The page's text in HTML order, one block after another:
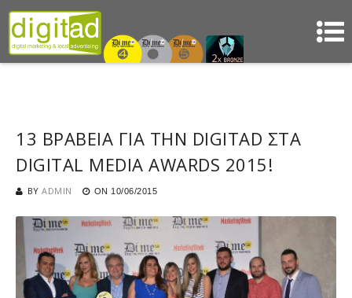
13 ΒΡΑΒΕΙΑ ΓΙΑ ΤΗΝ DIGITAD ΣΤΑ
DIGITAL MEDIA AWARDS 2015!
BY ADMIN ON 10/06/2015